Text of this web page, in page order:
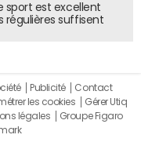
sport est excellent
régulières suffisent
Publicité
Contact
les cookies
Gérer Utiq
légales
Groupe Figaro